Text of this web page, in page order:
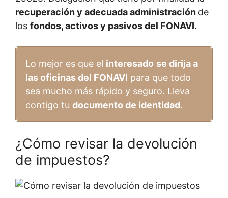
recuperación y adecuada administración de
los fondos, activos y pasivos del FONAVI.
Lo mejor es que el interesado se dirija a
las oficinas del FONAVI para que todo
sea mucho más rápido y seguro. Lleva
contigo tu documento de identidad.
¿Cómo revisar la devolución
de impuestos?